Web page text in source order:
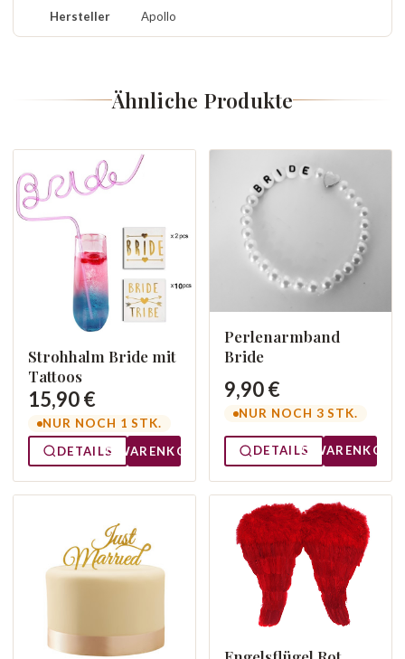
Hersteller Apollo
Ähnliche Produkte
Strohhalm Bride mit
Tattoos
15,90 €
NUR NOCH 1 STK.
DETAILS
WARENKORB
Perlenarmband
Bride
9,90 €
NUR NOCH 3 STK.
DETAILS WARENKORB